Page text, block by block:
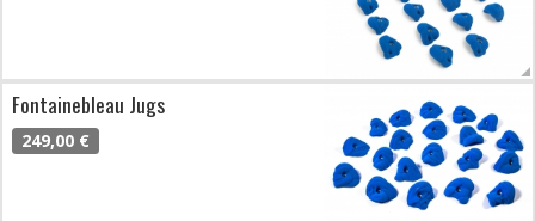
Fontainebleau Jugs
249,00 €